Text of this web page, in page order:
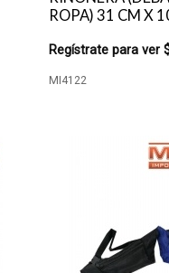
ROPA) 31 CM X
Regístrate para ver
MI4122